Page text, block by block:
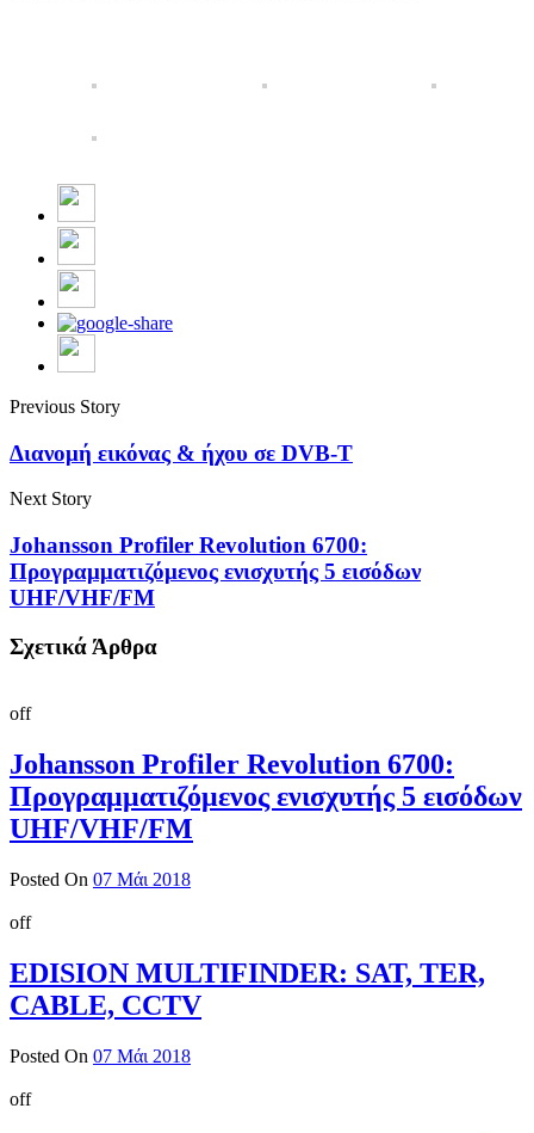
Previous Story
Διανομή εικόνας & ήχου σε DVB-T
Next Story
Johansson Profiler Revolution 6700:
Προγραμματιζόμενος ενισχυτής 5 εισόδων
UHF/VHF/FM
Σχετικά Άρθρα
off
Johansson Profiler Revolution 6700:
Προγραμματιζόμενος ενισχυτής 5 εισόδων
UHF/VHF/FM
Posted On 07 Μάι 2018
off
EDISION MULTIFINDER: SAT, TER,
CABLE, CCTV
Posted On 07 Μάι 2018
off